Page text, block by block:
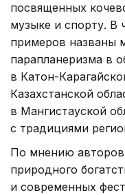
посвященных
музыке и спорту. В
примеров названы
парапланеризма в
в Катон-
Казахстанской
в Мангистауской
с традициями
По мнению авторов
природного
и современных